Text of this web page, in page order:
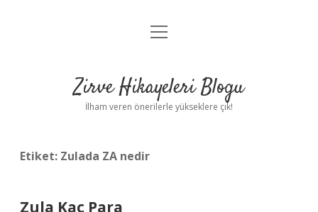
Anasayfa
Yasal Uyarı
menüyü
Zirve Hikayeleri Blogu
İlham veren önerilerle yükseklere çık!
Etiket: Zulada ZA nedir
Zula Kaç Para